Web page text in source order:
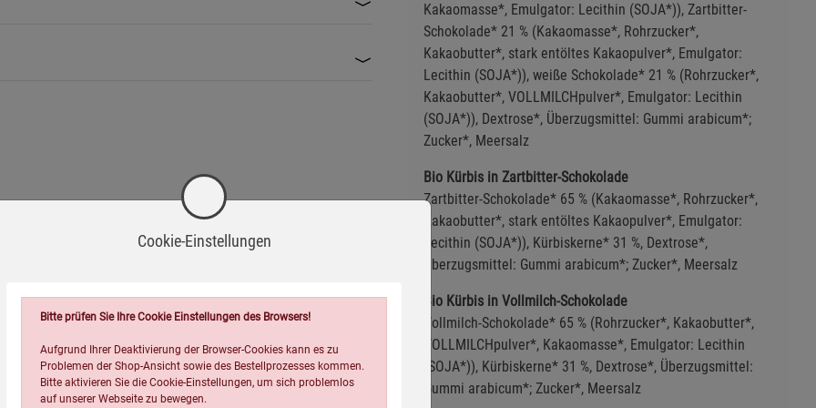
Kakaomasse*, Emulgator: Lecithin (SOJA*)), Zartbitter-
Schokolade* 21 % (Kakaomasse*, Rohrzucker*,
Kakaobutter*, stark entöltes Kakaopulver*, Emulgator:
Lecithin (SOJA*)), weiße Schokolade* 21 % (Rohrzucker*,
Kakaobutter*, VOLLMILCHpulver*, Emulgator: Lecithin
(SOJA*)), Dextrose*, Überzugsmittel: Gummi arabicum*;
Zucker*, Meersalz
Bio Kürbis in Zartbitter-Schokolade
Zartbitter-Schokolade* 65 % (Kakaomasse*, Rohrzucker*,
Kakaobutter*, stark entöltes Kakaopulver*, Emulgator:
Lecithin (SOJA*)), Kürbiskerne* 31 %, Dextrose*,
Überzugsmittel: Gummi arabicum*; Zucker*, Meersalz
Bio Kürbis in Vollmilch-Schokolade
Vollmilch-Schokolade* 65 % (Rohrzucker*, Kakaobutter*,
VOLLMILCHpulver*, Kakaomasse*, Emulgator: Lecithin
(SOJA*)), Kürbiskerne* 31 %, Dextrose*, Überzugsmittel:
Gummi arabicum*; Zucker*, Meersalz
Cookie-Einstellungen
Bitte prüfen Sie Ihre Cookie Einstellungen des Browsers!
Aufgrund Ihrer Deaktivierung der Browser-Cookies kann es zu
Problemen der Shop-Ansicht sowie des Bestellprozesses kommen.
Bitte aktivieren Sie die Cookie-Einstellungen, um sich problemlos
auf unserer Webseite zu bewegen.